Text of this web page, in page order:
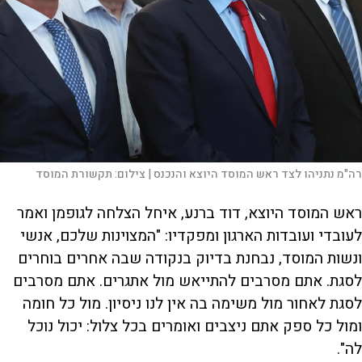
רה"מ נתניהו לצד ראש המוסד היוצא והנכנס | צילום:תקשורת המוסד
ראש המוסד היוצא, דוד ברנע, איחל הצלחה לגופמן ואמר
לעובדי ועובדות הארגון ומפקדיו: "המצוינות שלכם, אנשי
ונשות המוסד, נבחנת בדיוק בנקודה שבה אחרים בוחרים
לסגת. אתם מסרבים להתייאש מול אתגרים. אתם מסרבים
לסגת לאחור מול משימה בה אין לנו ניסיון. מול כל חומה
ומול כל ספק אתם ניצבים ואומרים בכל צלול: יכול נוכל
לה".